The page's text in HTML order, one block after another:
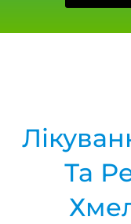
Та